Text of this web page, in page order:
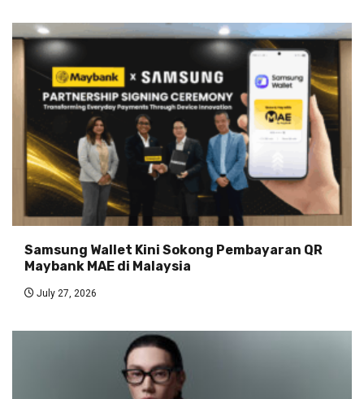
Samsung Wallet Kini Sokong Pembayaran QR
Maybank MAE di Malaysia
July 27, 2026